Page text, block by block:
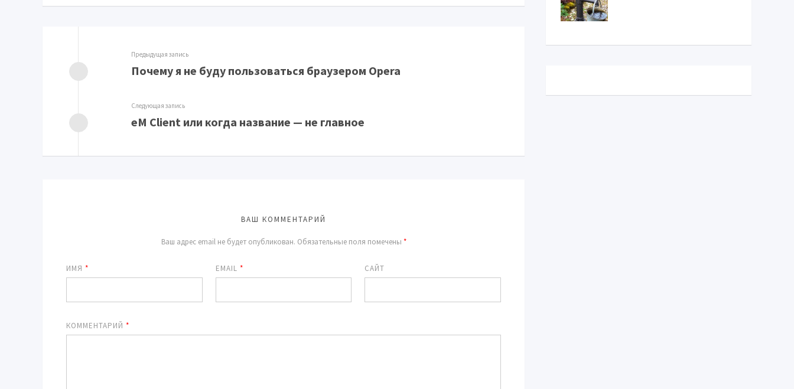
Предыдущая запись
Почему я не буду пользоваться браузером Opera
Следующая запись
eM Client или когда название — не главное
ВАШ КОММЕНТАРИЙ
Ваш адрес email не будет опубликован. Обязательные поля помечены *
ИМЯ * EMAIL * САЙТ
КОММЕНТАРИЙ *